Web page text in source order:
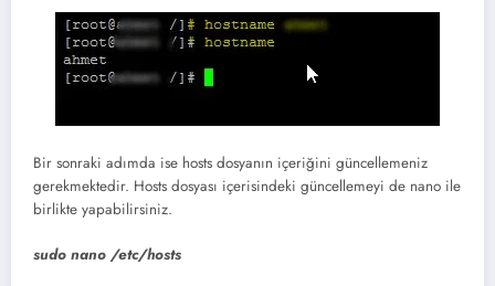
Bir sonraki adımda ise hosts dosyanın içeriğini güncellemeniz
gerekmektedir. Hosts dosyası içerisindeki güncellemeyi de nano ile
birlikte yapabilirsiniz.
sudo nano /etc/hosts